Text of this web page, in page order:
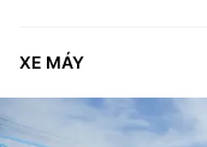
XE MÁY